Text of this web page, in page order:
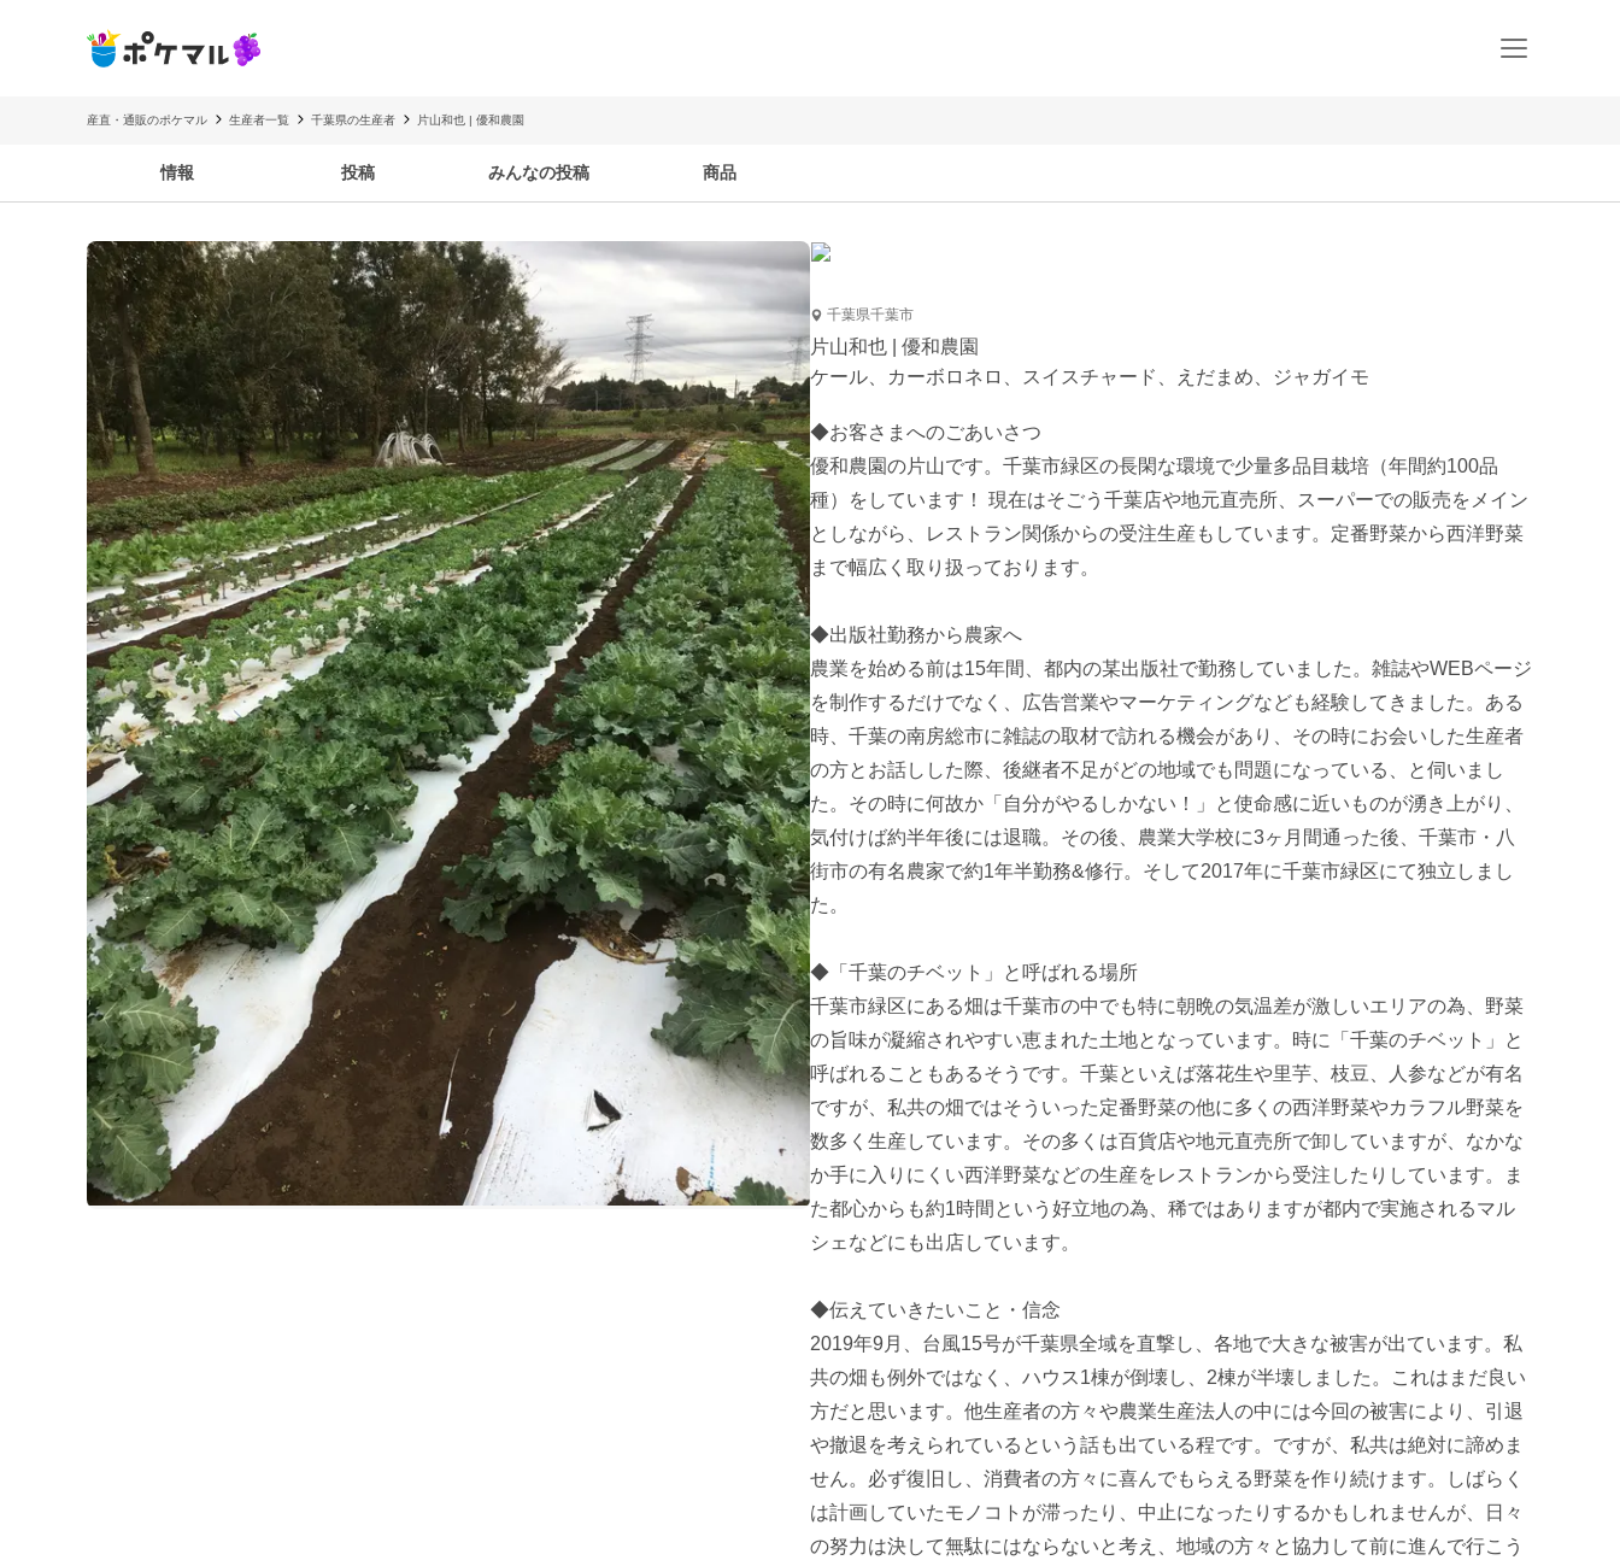
産直・通販のポケマル 生産者一覧 千葉県の生産者 片山和也 | 優和農園
情報 投稿 みんなの投稿 商品
千葉県千葉市
片山和也 | 優和農園
ケール、カーボロネロ、スイスチャード、えだまめ、ジャガイモ
◆お客さまへのごあいさつ
優和農園の片山です。千葉市緑区の長閑な環境で少量多品目栽培（年間約100品
種）をしています！ 現在はそごう千葉店や地元直売所、スーパーでの販売をメイン
としながら、レストラン関係からの受注生産もしています。定番野菜から西洋野菜
まで幅広く取り扱っております。
◆出版社勤務から農家へ
農業を始める前は15年間、都内の某出版社で勤務していました。雑誌やWEBページ
を制作するだけでなく、広告営業やマーケティングなども経験してきました。ある
時、千葉の南房総市に雑誌の取材で訪れる機会があり、その時にお会いした生産者
の方とお話しした際、後継者不足がどの地域でも問題になっている、と伺いまし
た。その時に何故か「自分がやるしかない！」と使命感に近いものが湧き上がり、
気付けば約半年後には退職。その後、農業大学校に3ヶ月間通った後、千葉市・八
街市の有名農家で約1年半勤務&修行。そして2017年に千葉市緑区にて独立しまし
た。
◆「千葉のチベット」と呼ばれる場所
千葉市緑区にある畑は千葉市の中でも特に朝晩の気温差が激しいエリアの為、野菜
の旨味が凝縮されやすい恵まれた土地となっています。時に「千葉のチベット」と
呼ばれることもあるそうです。千葉といえば落花生や里芋、枝豆、人参などが有名
ですが、私共の畑ではそういった定番野菜の他に多くの西洋野菜やカラフル野菜を
数多く生産しています。その多くは百貨店や地元直売所で卸していますが、なかな
か手に入りにくい西洋野菜などの生産をレストランから受注したりしています。ま
た都心からも約1時間という好立地の為、稀ではありますが都内で実施されるマル
シェなどにも出店しています。
◆伝えていきたいこと・信念
2019年9月、台風15号が千葉県全域を直撃し、各地で大きな被害が出ています。私
共の畑も例外ではなく、ハウス1棟が倒壊し、2棟が半壊しました。これはまだ良い
方だと思います。他生産者の方々や農業生産法人の中には今回の被害により、引退
や撤退を考えられているという話も出ている程です。ですが、私共は絶対に諦めま
せん。必ず復旧し、消費者の方々に喜んでもらえる野菜を作り続けます。しばらく
は計画していたモノコトが滞ったり、中止になったりするかもしれませんが、日々
の努力は決して無駄にはならないと考え、地域の方々と協力して前に進んで行こう